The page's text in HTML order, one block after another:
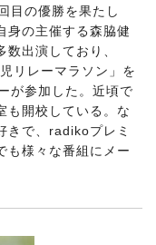
目の優勝を果たし
身の主催する森脇健
出演しており、
リレーマラソン」を
が参加した。近頃で
も開校している。な
きで、radikoプレミ
も様々な番組にメー